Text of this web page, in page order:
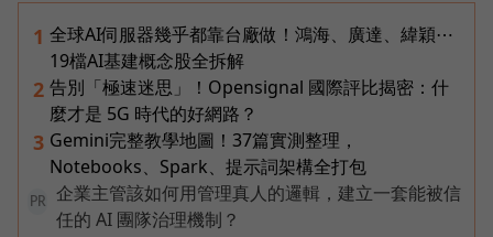
1 全球AI伺服器幾乎都靠台廠做！鴻海、廣達、緯穎⋯
19檔AI基建概念股全拆解
2 告別「極速迷思」！Opensignal 國際評比揭密：什
麼才是 5G 時代的好網路？
3 Gemini完整教學地圖！37篇實測整理，
Notebooks、Spark、提示詞架構全打包
PR
企業主管該如何用管理真人的邏輯，建立一套能被信
任的 AI 團隊治理機制？